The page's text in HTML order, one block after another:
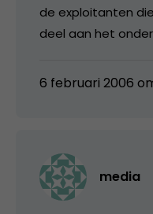
de exploitanten
deel aan het
6 februari 2006
media